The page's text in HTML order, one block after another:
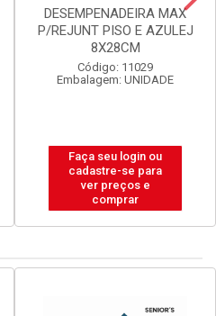
DESEMPENADEIRA MAX
P/REJUNT PISO E AZULEJ
8X28CM
Código: 11029
Embalagem: UNIDADE
Faça seu login ou
cadastre-se para
ver preços e
comprar